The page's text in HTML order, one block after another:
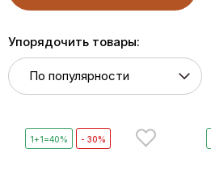
Упорядочить товары:
1+1=40% - 30%